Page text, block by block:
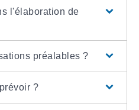
l'élaboration de
préalables ?
?